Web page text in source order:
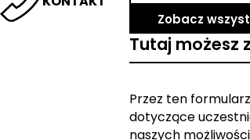
Zobacz
Tutaj możesz
Przez ten
dotyczące
naszych